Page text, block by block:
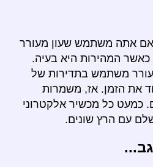
אם אתה משתמש שעון מעורר
המהירות היא בעיה.
משתמש בתדירות של
את הזמן. אז, משמרות
כמעט כל מכשיר אלקטרוני
עם הרץ שונים.